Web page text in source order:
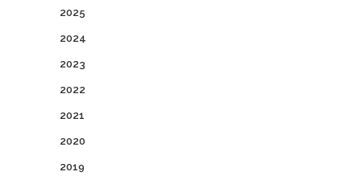
2025
2024
2023
2022
2021
2020
2019